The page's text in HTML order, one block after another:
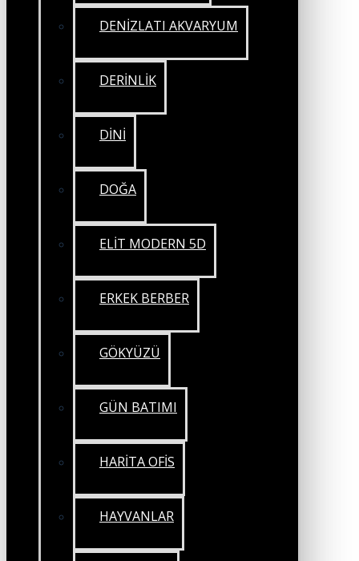
DENİZLATI AKVARYUM
DERİNLİK
DİNİ
DOĞA
ELİT MODERN 5D
ERKEK BERBER
GÖKYÜZÜ
GÜN BATIMI
HARİTA OFİS
HAYVANLAR